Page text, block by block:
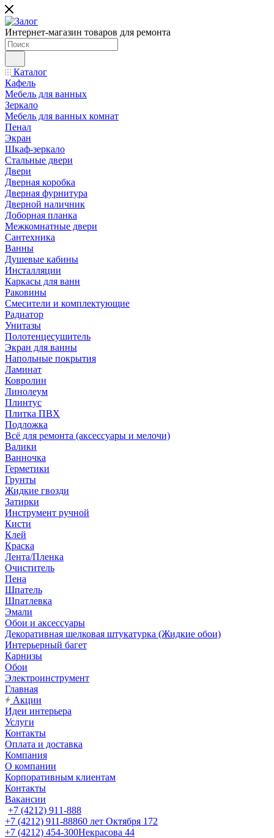
Интернет-магазин товаров для ремонта
Каталог
Кафель
Мебель для ванных
Зеркало
Мебель для ванных комнат
Пенал
Экран
Шкаф-зеркало
Стальные двери
Двери
Дверная коробка
Дверная фурнитура
Дверной наличник
Доборная планка
Межкомнатные двери
Сантехника
Ванны
Душевые кабины
Инсталляции
Каркасы для ванн
Раковины
Смесители и комплектующие
Радиатор
Унитазы
Полотенцесушитель
Экран для ванны
Напольные покрытия
Ламинат
Ковролин
Линолеум
Плинтус
Плитка ПВХ
Подложка
Всё для ремонта (аксессуары и мелочи)
Валики
Ванночка
Герметики
Грунты
Жидкие гвозди
Затирки
Инструмент ручной
Кисти
Клей
Краска
Лента/Пленка
Очиститель
Пена
Шпатель
Шпатлевка
Эмали
Обои и аксессуары
Декоративная шелковая штукатурка (Жидкие обои)
Интерьерный багет
Карнизы
Обои
Электроинструмент
Главная
Акции
Идеи интерьера
Услуги
Контакты
Оплата и доставка
Компания
О компании
Корпоративным клиентам
Контакты
Вакансии
+7 (4212) 911-888
+7 (4212) 911-88860 лет Октября 172
+7 (4212) 454-300Некрасова 44